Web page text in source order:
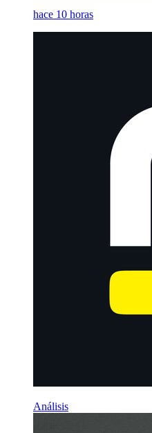
hace 10 horas
Análisis